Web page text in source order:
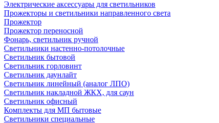
Электрические аксессуары для светильников
Прожекторы и светильники направленного света
Прожектор
Прожектор переносной
Фонарь, светильник ручной
Светильники настенно-потолочные
Светильник бытовой
Светильник горловинт
Светильник даунлайт
Светильник линейный (аналог ЛПО)
Светильник накладной ЖКХ, для саун
Светильник офисный
Комплекты для МП бытовые
Светильники специальные